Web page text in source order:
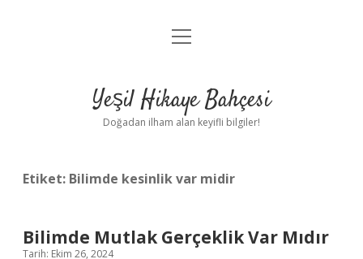
Anasayfa
Yasal Uyarı
menüyü
Yeşil Hikaye Bahçesi
Doğadan ilham alan keyifli bilgiler!
Etiket: Bilimde kesinlik var midir
Bilimde Mutlak Gerçeklik Var Mıdır
Tarih: Ekim 26, 2024